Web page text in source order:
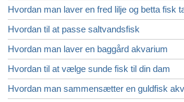
Husdyr
Heste
Eksotiske dyr & Dyreliv
Hvordan man laver en fred lilje og betta fisk
Hvordan til at passe saltvandsfisk
Hvordan man laver en baggård akvarium
Hvordan til at vælge sunde fisk til din dam
Hvordan man sammensætter en guldfisk